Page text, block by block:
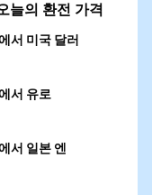
늘의 환전 가격
서 미국 달러
서 유로
서 일본 엔